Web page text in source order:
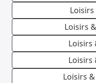
Loisirs
Loisirs
Loisirs
Loisirs
Loisirs